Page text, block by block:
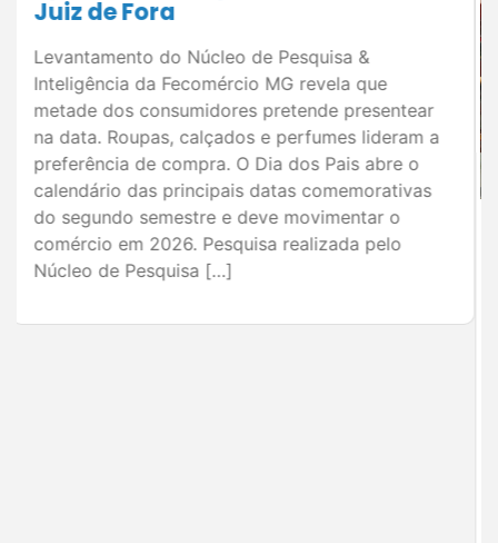
Comércio mineiro projeta
segundo semestre mais aquecido
em 2026; levantamento da
Fecomércio MG indica expectativa